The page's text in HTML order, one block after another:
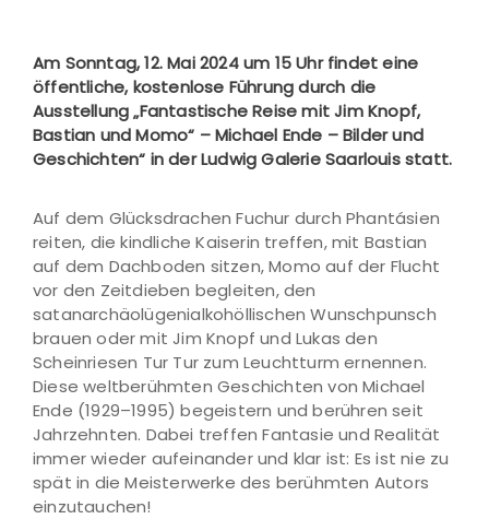
Am Sonntag, 12. Mai 2024 um 15 Uhr findet eine
öffentliche, kostenlose Führung durch die
Ausstellung „Fantastische Reise mit Jim Knopf,
Bastian und Momo“ – Michael Ende – Bilder und
Geschichten“ in der Ludwig Galerie Saarlouis statt.
Auf dem Glücksdrachen Fuchur durch Phantásien
reiten, die kindliche Kaiserin treffen, mit Bastian
auf dem Dachboden sitzen, Momo auf der Flucht
vor den Zeitdieben begleiten, den
satanarchäolügenialkohöllischen Wunschpunsch
brauen oder mit Jim Knopf und Lukas den
Scheinriesen Tur Tur zum Leuchtturm ernennen.
Diese weltberühmten Geschichten von Michael
Ende (1929–1995) begeistern und berühren seit
Jahrzehnten. Dabei treffen Fantasie und Realität
immer wieder aufeinander und klar ist: Es ist nie zu
spät in die Meisterwerke des berühmten Autors
einzutauchen!